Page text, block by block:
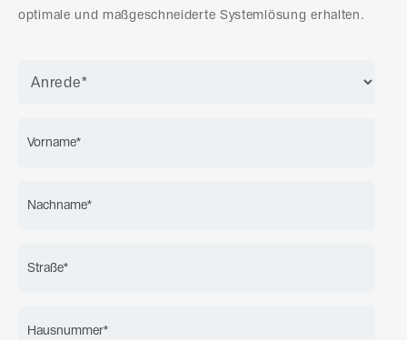
optimale und maßgeschneiderte Systemlösung erhalten.